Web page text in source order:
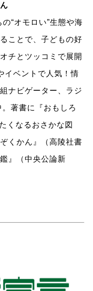
“オモロい”生態や海
ことで、子どもの好
チとツッコミで展開
イベントで人気！情
ナビゲーター、ラジ
著書に『おもしろ
くなるおさかな図
くかん』（高陵社書
』（中央公論新